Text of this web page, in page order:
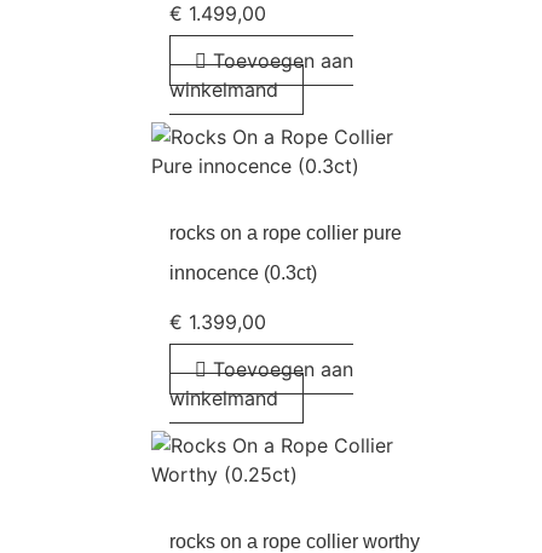
€ 1.499,00
Toevoegen aan
winkelmand
rocks on a rope collier pure
innocence (0.3ct)
€ 1.399,00
Toevoegen aan
winkelmand
rocks on a rope collier worthy